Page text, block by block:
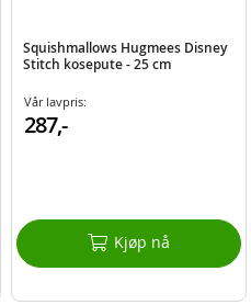
Squishmallows Hugmees Disney
Stitch kosepute - 25 cm
Vår lavpris:
287,-
Kjøp nå